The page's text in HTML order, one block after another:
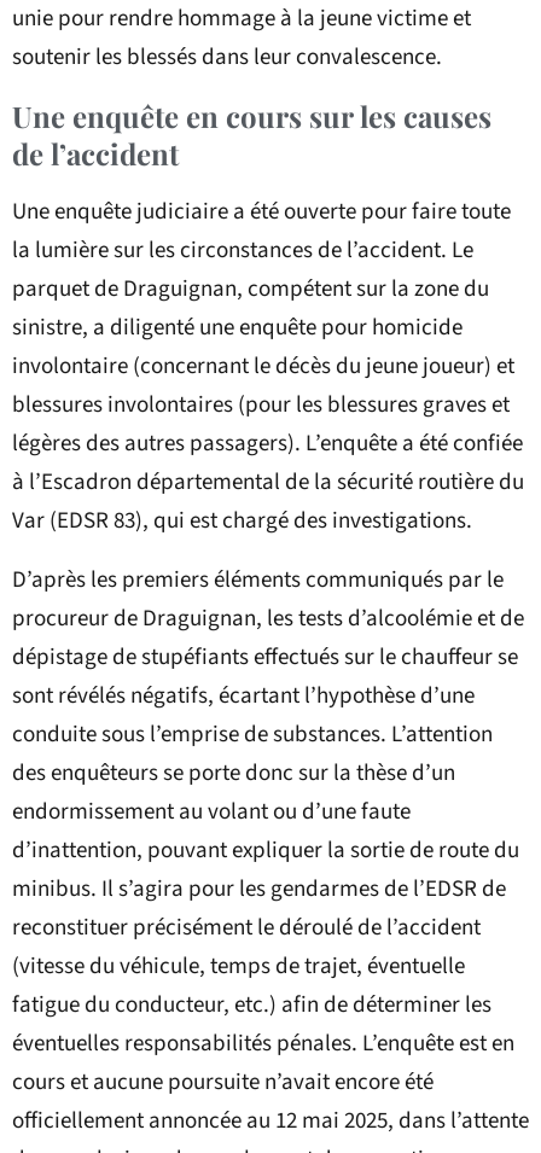
unie pour rendre hommage à la jeune victime et
soutenir les blessés dans leur convalescence.
Une enquête en cours sur les causes
de l’accident
Une enquête judiciaire a été ouverte pour faire toute
la lumière sur les circonstances de l’accident. Le
parquet de Draguignan, compétent sur la zone du
sinistre, a diligenté une enquête pour homicide
involontaire (concernant le décès du jeune joueur) et
blessures involontaires (pour les blessures graves et
légères des autres passagers). L’enquête a été confiée
à l’Escadron départemental de la sécurité routière du
Var (EDSR 83), qui est chargé des investigations.
D’après les premiers éléments communiqués par le
procureur de Draguignan, les tests d’alcoolémie et de
dépistage de stupéfiants effectués sur le chauffeur se
sont révélés négatifs, écartant l’hypothèse d’une
conduite sous l’emprise de substances. L’attention
des enquêteurs se porte donc sur la thèse d’un
endormissement au volant ou d’une faute
d’inattention, pouvant expliquer la sortie de route du
minibus. Il s’agira pour les gendarmes de l’EDSR de
reconstituer précisément le déroulé de l’accident
(vitesse du véhicule, temps de trajet, éventuelle
fatigue du conducteur, etc.) afin de déterminer les
éventuelles responsabilités pénales. L’enquête est en
cours et aucune poursuite n’avait encore été
officiellement annoncée au 12 mai 2025, dans l’attente